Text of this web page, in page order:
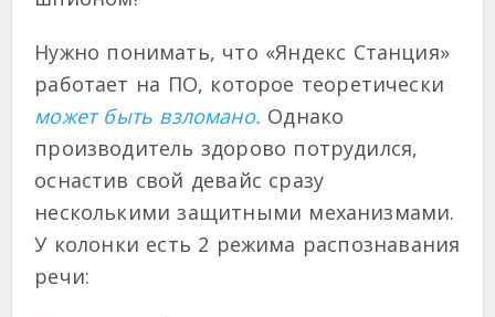
Нужно понимать, что «Яндекс Станция»
работает на ПО, которое теоретически
может быть взломано. Однако
производитель здорово потрудился,
оснастив свой девайс сразу
несколькими защитными механизмами.
У колонки есть 2 режима распознавания
речи: